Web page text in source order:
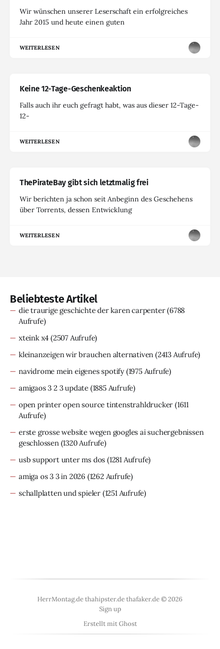
Wir wünschen unserer Leserschaft ein erfolgreiches
Jahr 2015 und heute einen guten
WEITERLESEN
Keine 12-Tage-Geschenkeaktion
Falls auch ihr euch gefragt habt, was aus dieser 12-Tage-
12-
WEITERLESEN
ThePirateBay gibt sich letztmalig frei
Wir berichten ja schon seit Anbeginn des Geschehens
über Torrents, dessen Entwicklung
WEITERLESEN
Beliebteste Artikel
die traurige geschichte der karen carpenter(6788
Aufrufe)
xteink x4 (2507 Aufrufe)
kleinanzeigen wir brauchen alternativen (2413 Aufrufe)
navidrome mein eigenes spotify (1975 Aufrufe)
amigaos 3 2 3 update (1885 Aufrufe)
open printer open source tintenstrahldrucker (1611
Aufrufe)
erste grosse website wegen googles ai suchergebnissen
geschlossen (1320 Aufrufe)
usb support unter ms dos (1281 Aufrufe)
amiga os 3 3 in 2026 (1262 Aufrufe)
schallplatten und spieler (1251 Aufrufe)
HerrMontag.de thahipster.de thafaker.de © 2026
Sign up
Erstellt mitGhost